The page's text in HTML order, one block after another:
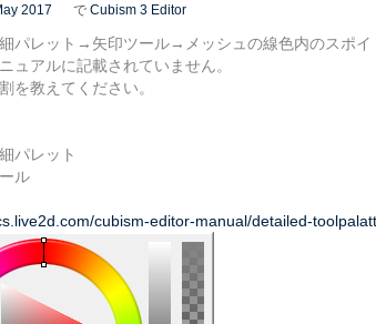
2017 で Cubism 3 Editor
パレット→矢印ツール→メッシュの線色内のスポイ
ュアルに記載されていません。
を教えてください。
パレット
ル
cubism-editor-manual/detailed-